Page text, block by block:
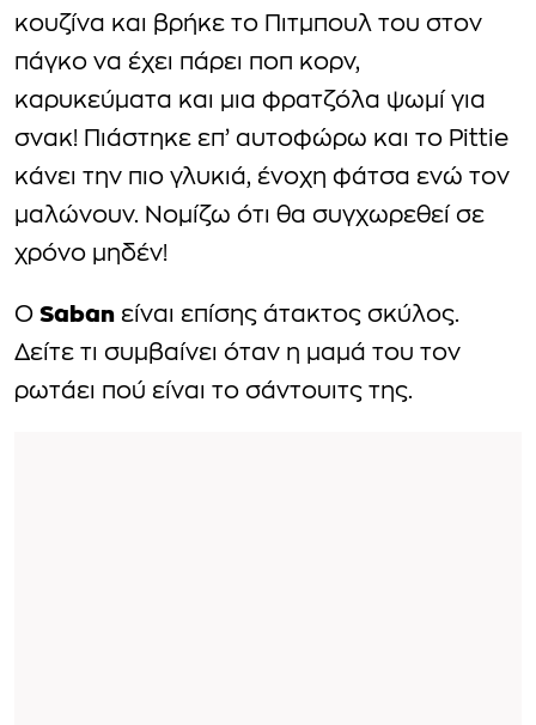
κουζίνα και βρήκε το Πιτμπουλ του στον
πάγκο να έχει πάρει ποπ κορν,
καρυκεύματα και μια φρατζόλα ψωμί για
σνακ! Πιάστηκε επ’ αυτοφώρω και το Pittie
κάνει την πιο γλυκιά, ένοχη φάτσα ενώ τον
μαλώνουν. Νομίζω ότι θα συγχωρεθεί σε
χρόνο μηδέν!
Ο Saban είναι επίσης άτακτος σκύλος.
Δείτε τι συμβαίνει όταν η μαμά του τον
ρωτάει πού είναι το σάντουιτς της.